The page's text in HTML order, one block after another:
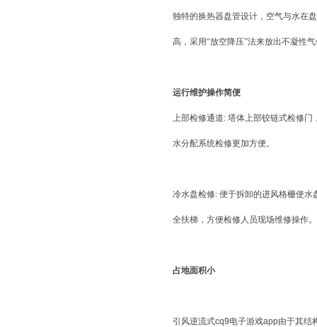
独特的换热器盘管设计，空气与水在
高，采用“放空降压”法来放出不凝性
运行维护操作简便
上部检修通道: 塔体上部铰链式检修
水分配系统检修更加方便。
冷水盘检修: 便于拆卸的进风格栅使
全扶梯，方便检修人员现场维修操作。
占地面积小
引风逆流式cq9电子游戏app由于其结